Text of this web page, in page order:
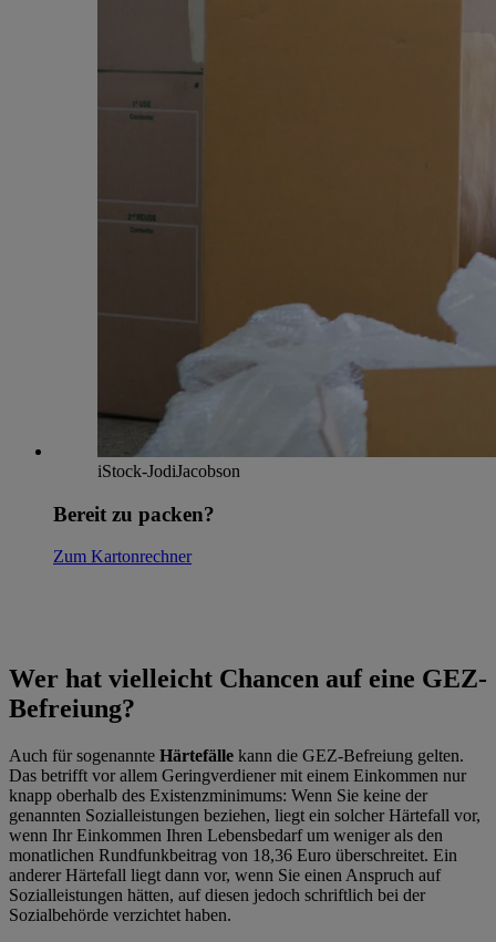
iStock-JodiJacobson
Bereit zu packen?
Zum Kartonrechner
Wer hat vielleicht Chancen auf eine GEZ-
Befreiung?
Auch für sogenannte Härtefälle kann die GEZ-Befreiung gelten.
Das betrifft vor allem Geringverdiener mit einem Einkommen nur
knapp oberhalb des Existenzminimums: Wenn Sie keine der
genannten Sozialleistungen beziehen, liegt ein solcher Härtefall vor,
wenn Ihr Einkommen Ihren Lebensbedarf um weniger als den
monatlichen Rundfunkbeitrag von 18,36 Euro überschreitet. Ein
anderer Härtefall liegt dann vor, wenn Sie einen Anspruch auf
Sozialleistungen hätten, auf diesen jedoch schriftlich bei der
Sozialbehörde verzichtet haben.